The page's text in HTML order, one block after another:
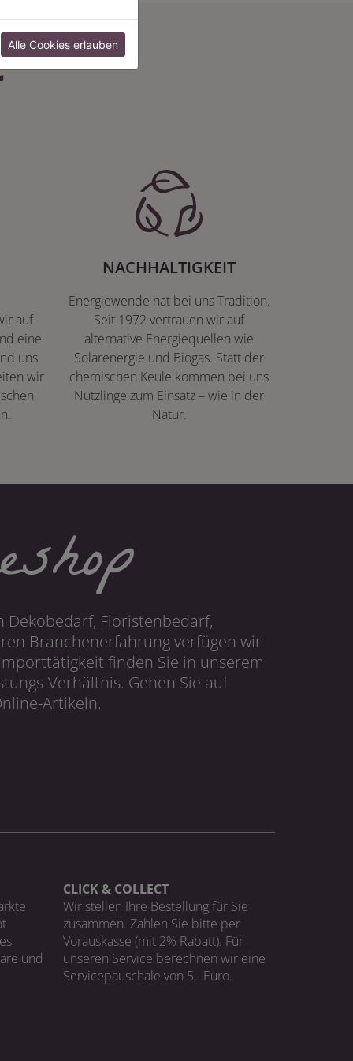
auf
eine
uns
wir
NACHHALTIGKEIT
Energiewende hat bei uns Tradition.
Seit 1972 vertrauen wir auf
alternative Energiequellen wie
Solarenergie und Biogas. Statt der
chemischen Keule kommen bei uns
Nützlinge zum Einsatz – wie in der
Natur.
Floristenbedarf,
Branchenerfahrung verfügen wir
finden Sie in unserem
Verhältnis. Gehen Sie auf
Artikeln.
und
CLICK & COLLECT
Wir stellen Ihre Bestellung für Sie
zusammen. Zahlen Sie bitte per
Vorauskasse (mit 2% Rabatt). Für
unseren Service berechnen wir eine
Servicepauschale von 5,- Euro.
Alle Cookies erlauben